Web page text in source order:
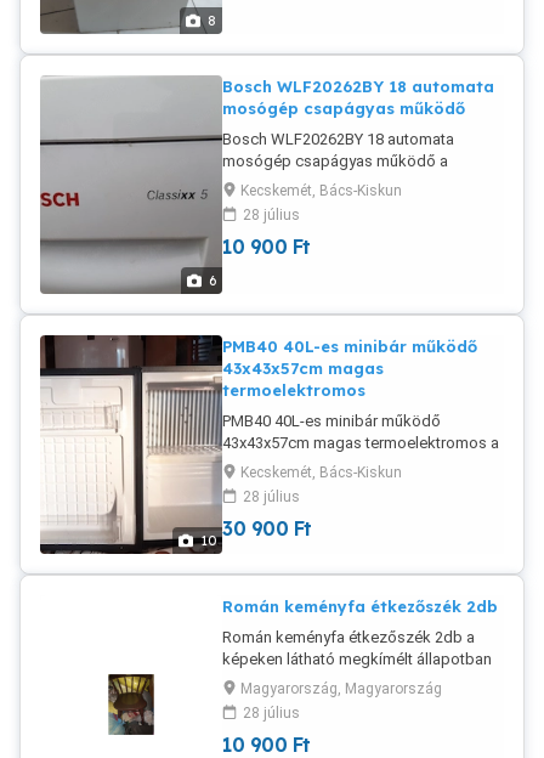
8
6
Bosch WLF20262BY 18 automata
mosógép csapágyas működő
Bosch WLF20262BY 18 automata
mosógép csapágyas működő a
képeken látható állapotban eladó.
Működik, de hangos a dob forgása és
lóg is kicsit.
Kecskemét, Bács-Kiskun
28 július
10 900 Ft
10
PMB40 40L-es minibár működő
43x43x57cm magas
termoelektromos
PMB40 40L-es minibár működő
43x43x57cm magas termoelektromos a
képeken látható megkímélt állapotban
eladó. Használatból eredő horzsolások
vannak rajta (fotóztam). Nagyon halk,
220V-ról működik, ledes világítás, nyitás
Kecskemét, Bács-Kiskun
28 július
30 900 Ft
Román keményfa étkezőszék 2db
Román keményfa étkezőszék 2db a
képeken látható megkímélt állapotban
eladó. Kemény fából készült, nagyon
masszív és kényelmes! Nem teljesen
egyformák, de nagyon hasonlók.
Magyarország, Magyarország
28 július
10 900 Ft